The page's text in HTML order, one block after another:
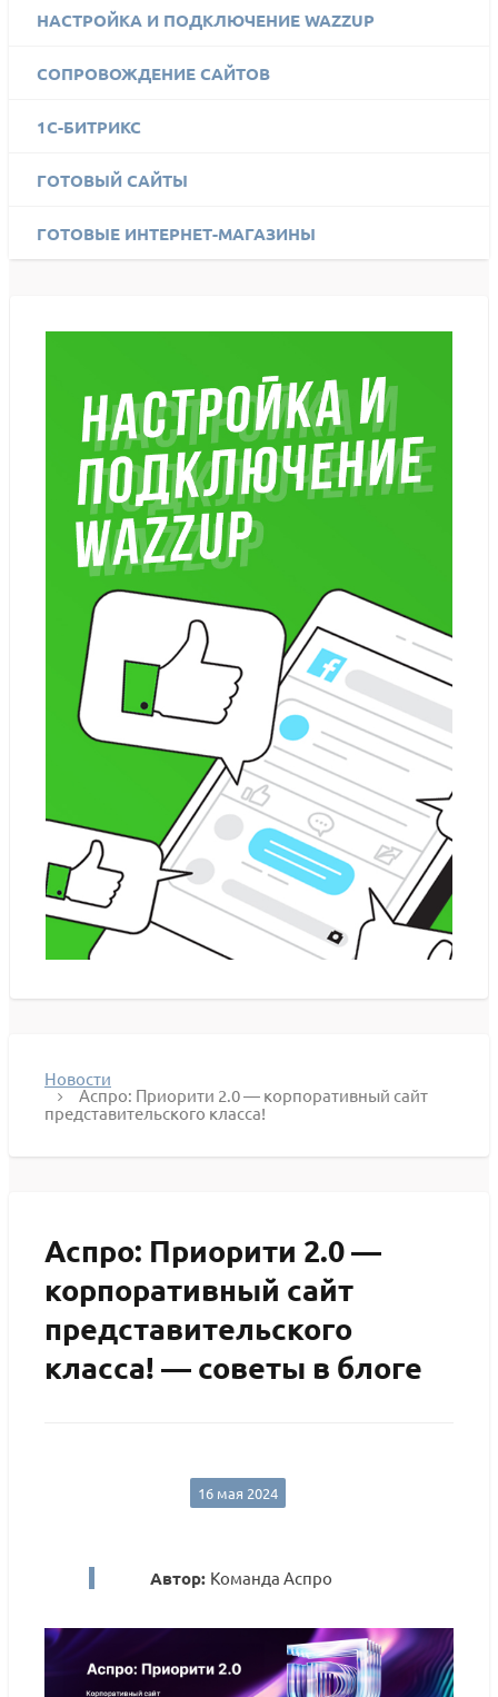
НАСТРОЙКА И ПОДКЛЮЧЕНИЕ WAZZUP
СОПРОВОЖДЕНИЕ САЙТОВ
1C-БИТРИКС
ГОТОВЫЙ САЙТЫ
ГОТОВЫЕ ИНТЕРНЕТ-МАГАЗИНЫ
Новости
Аспро: Приорити 2.0 — корпоративный сайт
представительского класса!
Аспро: Приорити 2.0 —
корпоративный сайт
представительского
класса! — советы в блоге
16 мая 2024
Автор: Команда Аспро